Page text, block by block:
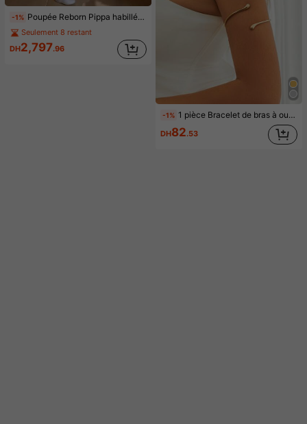
-1% Poupée Reborn Pippa habillée de 26 pouces NPK, taille surdimensionnée de nourrisson, poupée d'art de peau 3D au toucher doux et réaliste pour les filles
Seulement 8 restant
DH2,797.96
-1% 1 pièce Bracelet de bras à ouverture de lave de style européen et américain, bracelet de bras en métal de style écoulement liquide à la mode (la forme réelle est plate, réglable librement)
DH82.53